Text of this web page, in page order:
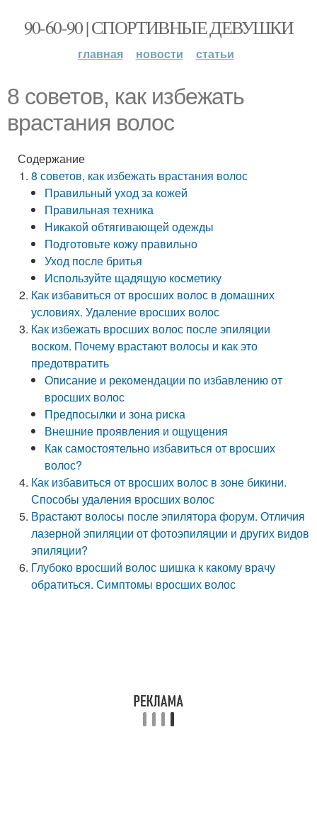
90-60-90 | СПОРТИВНЫЕ ДЕВУШКИ
главная новости статьи
8 советов, как избежать
врастания волос
Содержание
8 советов, как избежать врастания волос
Правильный уход за кожей
Правильная техника
Никакой обтягивающей одежды
Подготовьте кожу правильно
Уход после бритья
Используйте щадящую косметику
Как избавиться от вросших волос в домашних
условиях. Удаление вросших волос
Как избежать вросших волос после эпиляции
воском. Почему врастают волосы и как это
предотвратить
Описание и рекомендации по избавлению от
вросших волос
Предпосылки и зона риска
Внешние проявления и ощущения
Как самостоятельно избавиться от вросших
волос?
Как избавиться от вросших волос в зоне бикини.
Способы удаления вросших волос
Врастают волосы после эпилятора форум. Отличия
лазерной эпиляции от фотоэпиляции и других видов
эпиляции?
Глубоко вросший волос шишка к какому врачу
обратиться. Симптомы вросших волос